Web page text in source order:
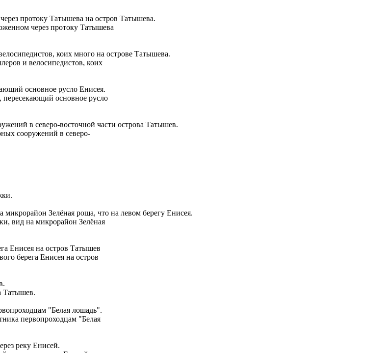
через протоку Татышева
и велосипедистов, коих
пересекающий основное русло
сооружений в северо-
вид на микрорайон Зелёная
берега Енисея на остров
Татышев.
первопроходцам "Белая